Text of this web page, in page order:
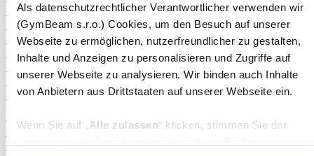
Als datenschutzrechtlicher Verantwortlicher verwenden wir
(GymBeam s.r.o.) Cookies, um den Besuch auf unserer
Webseite zu ermöglichen, nutzerfreundlicher zu gestalten,
Inhalte und Anzeigen zu personalisieren und Zugriffe auf
unserer Webseite zu analysieren. Wir binden auch Inhalte
von Anbietern aus Drittstaaten auf unserer Webseite ein.
Wenn Sie auf „Alle zulassen“ klicken, stimmen Sie der
Fisch-Produkte
Fertiggerichte
Eier-Produkte
Brot & Gebäck
Hülsenfrüchte
Weitere Fitness-Foods
100 % Nussbutter
Süße Nussbutter